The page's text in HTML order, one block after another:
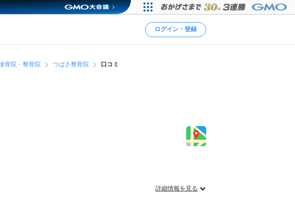
ログイン・登録
骨院・整骨院 つばさ整骨院 口コミ
詳細情報を見る